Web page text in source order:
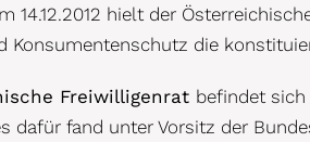
14.12.2012 hielt der
Konsumentenschutz die
Freiwilligenrat befindet
dafür fand unter Vorsitz der